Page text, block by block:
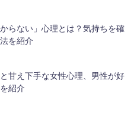
らない」心理とは？気持ちを確
を紹介
甘え下手な女性心理、男性が好
紹介